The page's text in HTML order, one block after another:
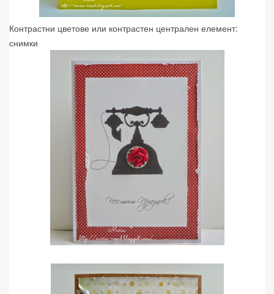
Контрастни цветове или контрастен централен елемент:
снимки